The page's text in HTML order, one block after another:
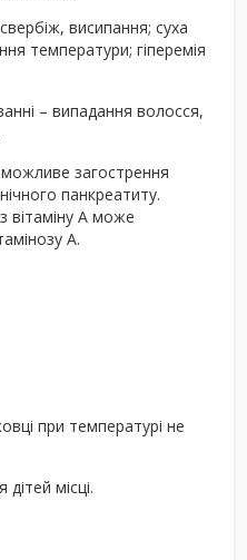
висипання; суха
температури; гіперемія
– випадання волосся,
загострення
панкреатиту.
вітаміну А може
А.
при температурі не
місці.